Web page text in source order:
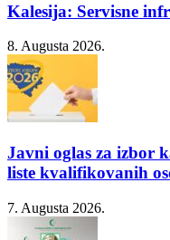
Kalesija: Servisne
8. Augusta 2026.
Javni oglas za izbor
liste kvalifikovanih
7. Augusta 2026.